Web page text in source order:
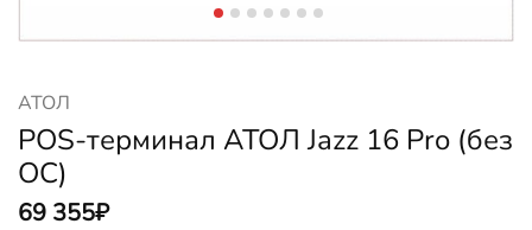
АТОЛ
POS-терминал АТОЛ Jazz 16 Pro (без
ОС)
69 355₽